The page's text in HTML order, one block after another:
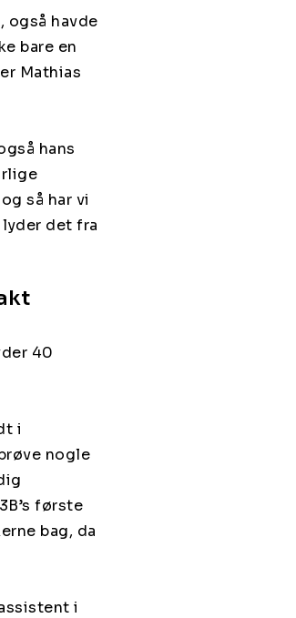
også havde
bare en
Mathias
hans
så har vi
det fra
40
i
nogle
første
bag, da
i